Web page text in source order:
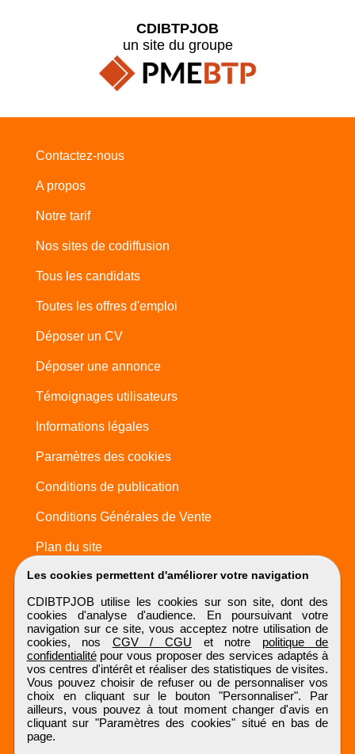
Les cookies permettent d'améliorer votre navigation
CDIBTPJOB utilise les cookies sur son site, dont des
cookies d'analyse d'audience. En poursuivant votre
navigation sur ce site, vous acceptez notre utilisation de
cookies, nos CGV / CGU et notre politique de
confidentialitépour vous proposer des services adaptés à
vos centres d'intérêt et réaliser des statistiques de visites.
Vous pouvez choisir de refuser ou de personnaliser vos
choix en cliquant sur le bouton "Personnaliser". Par
ailleurs, vous pouvez à tout moment changer d'avis en
cliquant sur "Paramètres des cookies" situé en bas de
page.
CDIBTPJOB
un site du groupe
Contactez-nous
A propos
Notre tarif
Nos sites de codiffusion
Tous les candidats
Toutes les offres d'emploi
Déposer un CV
Déposer une annonce
Témoignages utilisateurs
Informations légales
Paramètres des cookies
Conditions de publication
Conditions Générales de Vente
Plan du site